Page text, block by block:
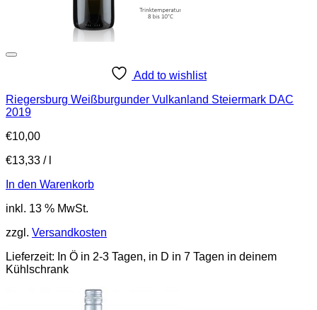
Add to wishlist
Riegersburg Weißburgunder Vulkanland Steiermark DAC
2019
€10,00
€13,33 /
In den Warenkorb
inkl. 13 % MwSt.
zzgl. Versandkosten
Lieferzeit: In Ö in 2-3 Tagen, in D in 7 Tagen in deinem
Kühlschrank